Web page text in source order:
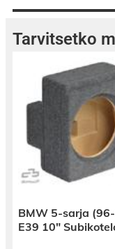
Tarvitsetko
BMW 5-sarja
E39 10″